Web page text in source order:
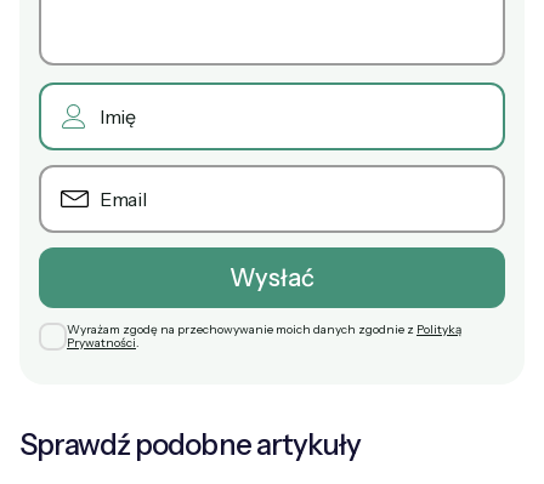
Wyrażam zgodę na przechowywanie moich danych zgodnie z Polityką
Prywatności.
Sprawdź podobne artykuły